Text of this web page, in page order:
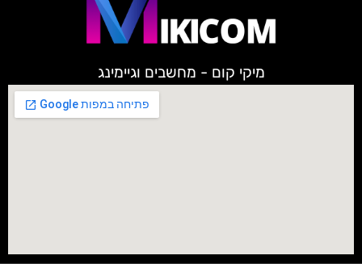
מיקי קום - מחשבים וגיימינג